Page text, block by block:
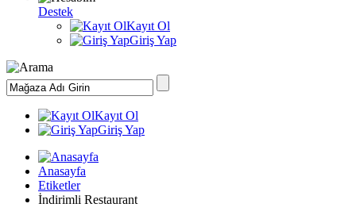
Destek
Kayıt Ol
Giriş Yap
Kayıt Ol
Giriş Yap
Anasayfa
Etiketler
İndirimli Restaurant